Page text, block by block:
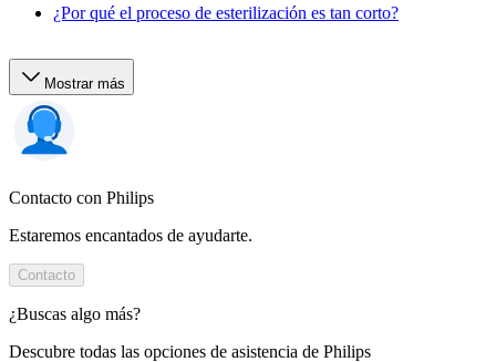
¿Por qué el proceso de esterilización es tan corto?
Mostrar más
Contacto con Philips
Estaremos encantados de ayudarte.
Contacto
¿Buscas algo más?
Descubre todas las opciones de asistencia de Philips